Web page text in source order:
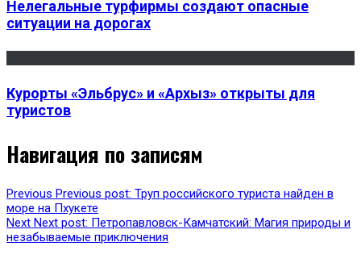
Нелегальные турфирмы создают опасные
ситуации на дорогах
Курорты «Эльбрус» и «Архыз» открыты для
туристов
Навигация по записям
Previous Previous post: Труп российского туриста найден в
море на Пхукете
Next Next post: Петропавловск-Камчатский: Магия природы и
незабываемые приключения